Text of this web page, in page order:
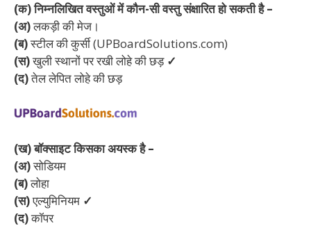
(क) निम्नलिखित वस्तुओं में कौन-सी वस्तु संक्षारित हो सकती है –
(अ)लकड़ी की मेज।
(ब)स्टील की कुर्सी (UPBoardSolutions.com)
(स)खुली स्थानों पर रखी लोहे की छड़ ✓
(द)तेल लेपित लोहे की छड़
(ख) बॉक्साइट किसका अयस्क है –
(अ)सोडियम
(ब)लोहा
(स)एल्युमिनियम ✓
(द)कॉपर